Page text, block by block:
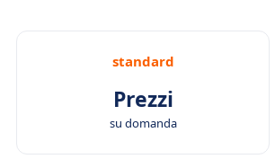
standard
Prezzi
su domanda